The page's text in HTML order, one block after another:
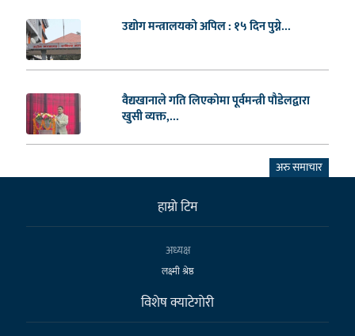
उद्योग मन्त्रालयको अपिल : १५ दिन पुग्ने...
वैद्यखानाले गति लिएकोमा पूर्वमन्त्री पौडेलद्वारा
खुसी व्यक्त,...
अरु समाचार
हाम्राे टिम
अध्यक्ष
लक्ष्मी श्रेष्ठ
विशेष क्याटेगाेरी